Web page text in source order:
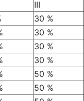
III
30 %
30 %
30 %
30 %
50 %
50 %